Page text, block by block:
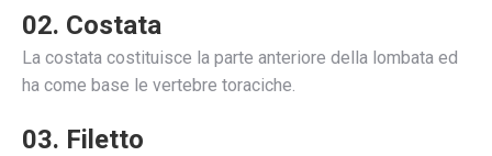
02. Costata
La costata costituisce la parte anteriore della lombata ed
ha come base le vertebre toraciche.
03. Filetto